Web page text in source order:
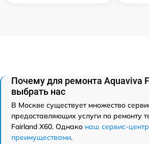
Почему для ремонта Aquaviva
выбрать нас
В Москве существует множество
предоставляющих услуги по ремонту
Fairland X60. Однако наш сервис-
преимуществами.